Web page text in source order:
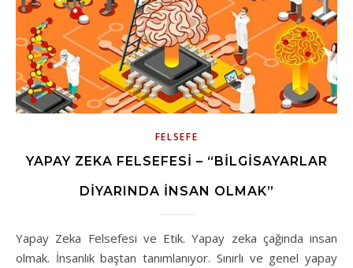
FELSEFE
YAPAY ZEKA FELSEFESI – “BILGISAYARLAR
DIYARINDA İNSAN OLMAK”
Yapay Zeka Felsefesi ve Etik. Yapay zeka çağında insan
olmak. İnsanlık baştan tanımlanıyor. Sınırlı ve genel yapay